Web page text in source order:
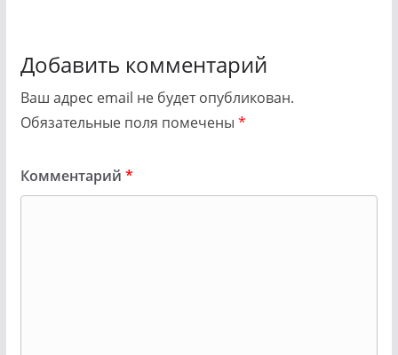
Добавить комментарий
Ваш адрес email не будет опубликован.
Обязательные поля помечены *
Комментарий *